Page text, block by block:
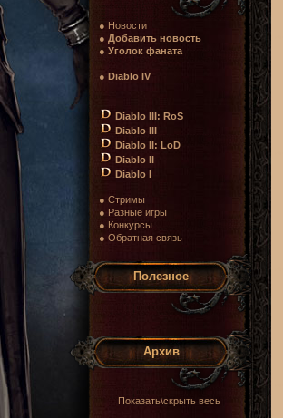
● Новости
● Добавить новость
● Уголок фаната
● Diablo IV
Diablo III: RoS
Diablo III
Diablo II: LoD
Diablo II
Diablo I
● Стримы
● Разные игры
● Конкурсы
● Обратная связь
Полезное
Архив
Показать\скрыть весь